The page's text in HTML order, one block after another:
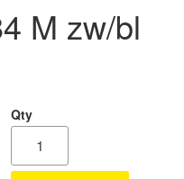
M zw/bl
Qty